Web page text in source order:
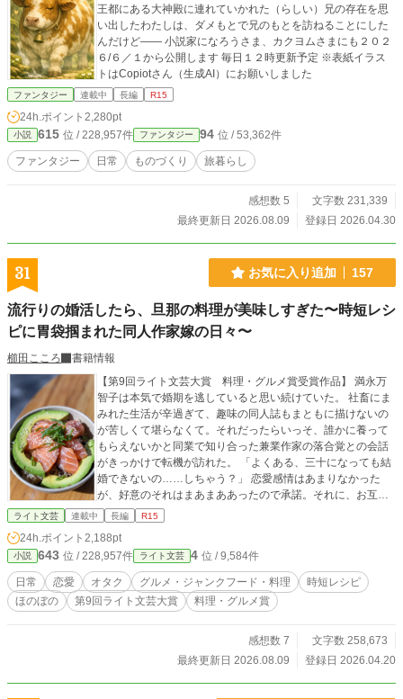
王都にある大神殿に連れていかれた（らしい）兄の存在を思
い出したわたしは、ダメもとで兄のもとを訪ねることにした
んだけど―― 小説家になろうさま、カクヨムさまにも２０２
６/６／１から公開します 毎日１２時更新予定 ※表紙イラス
トはCopiotさん（生成AI）にお願いしました
ファンタジー 連載中 長編 R15
24h.ポイント 2,280pt
小説 615 位 / 228,957件 ファンタジー 94 位 / 53,362件
ファンタジー 日常 ものづくり 旅暮らし
感想数 5
文字数 231,339
最終更新日 2026.08.09
登録日 2026.04.30
31 お気に入り追加 157
流行りの婚活したら、旦那の料理が美味しすぎた〜時短レシ
ピに胃袋掴まれた同人作家嫁の日々〜
櫛田こころ
書籍情報
【第9回ライト文芸大賞 料理・グルメ賞受賞作品】 満永万
智子は本気で婚期を逃していると思い続けていた。 社畜にま
みれた生活が辛過ぎて、趣味の同人誌もまともに描けないの
が苦しくて堪らなくて。それだったらいっそ、誰かに養って
もらえないかと同業で知り合った兼業作家の落合覚との会話
がきっかけで転機が訪れた。 「よくある、三十になっても結
婚できないの……しちゃう？」 恋愛感情はあまりなかった
が、好意のそれはまあまああったので承諾。それに、お互い
の仕事ジャンルには理解があったので同棲以上に同居するの
のみ……からの新婚生活。 ここからまさか、結婚してからの
『惚れ直し』生活になると思わないでいた。 兼業作家の夫が
作る時短レシピに胃袋だけでなく、心も鷲掴みになりそうな
幸せ生活のはじまりはじまり。
ライト文芸 連載中 長編 R15
24h.ポイント 2,188pt
小説 643 位 / 228,957件 ライト文芸 4 位 / 9,584件
日常 恋愛 オタク グルメ・ジャンクフード・料理
時短レシピ
ほのぼの
第9回ライト文芸大賞 料理・グルメ賞
感想数 7
文字数 258,673
最終更新日 2026.08.09
登録日 2026.04.20